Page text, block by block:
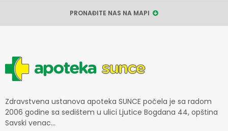
PRONAĐITE NAS NA MAPI
Zdravstvena ustanova apoteka SUNCE počela je sa radom
2006 godine sa sedištem u ulici Ljutice Bogdana 44, opština
Savski venac...